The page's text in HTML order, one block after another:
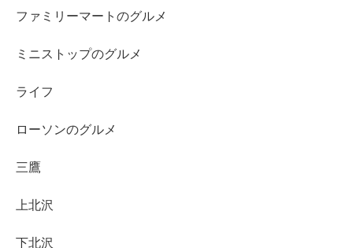
ファミリーマートのグルメ
ミニストップのグルメ
ライフ
ローソンのグルメ
三鷹
上北沢
下北沢